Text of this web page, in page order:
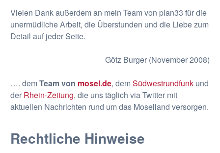
Vielen Dank außerdem an mein Team von plan33 für die
unermüdliche Arbeit, die Überstunden und die Liebe zum
Detail auf jeder Seite.
Götz Burger (November 2008)
…. demTeam von mosel.de, demSüdwestrundfunkund
der Rhein-Zeitung, die uns täglich via Twitter mit
aktuellen Nachrichten rund um das Moselland versorgen.
Rechtliche Hinweise